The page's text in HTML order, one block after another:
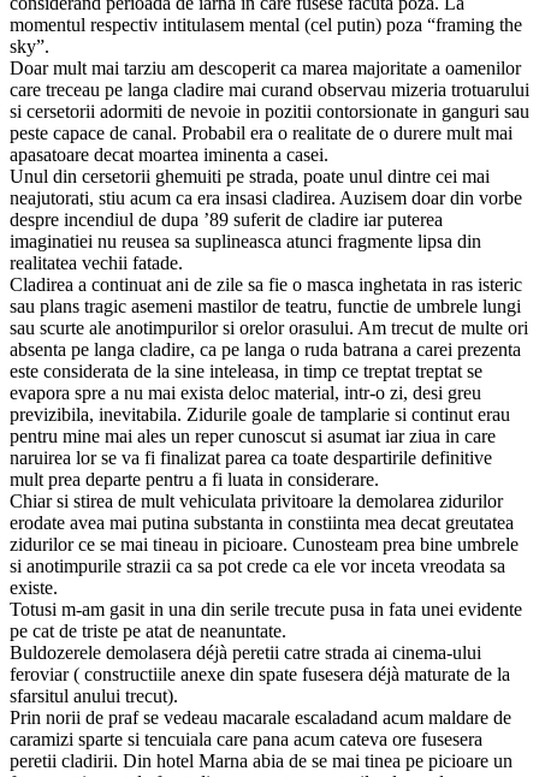
momentul respectiv intitulasem mental (cel putin) poza “framing the
sky”.
Doar mult mai tarziu am descoperit ca marea majoritate a oamenilor
care treceau pe langa cladire mai curand observau mizeria trotuarului
si cersetorii adormiti de nevoie in pozitii contorsionate in ganguri sau
peste capace de canal. Probabil era o realitate de o durere mult mai
apasatoare decat moartea iminenta a casei.
Unul din cersetorii ghemuiti pe strada, poate unul dintre cei mai
neajutorati, stiu acum ca era insasi cladirea. Auzisem doar din vorbe
despre incendiul de dupa ’89 suferit de cladire iar puterea
imaginatiei nu reusea sa suplineasca atunci fragmente lipsa din
realitatea vechii fatade.
Cladirea a continuat ani de zile sa fie o masca inghetata in ras isteric
sau plans tragic asemeni mastilor de teatru, functie de umbrele lungi
sau scurte ale anotimpurilor si orelor orasului. Am trecut de multe ori
absenta pe langa cladire, ca pe langa o ruda batrana a carei prezenta
este considerata de la sine inteleasa, in timp ce treptat treptat se
evapora spre a nu mai exista deloc material, intr-o zi, desi greu
previzibila, inevitabila. Zidurile goale de tamplarie si continut erau
pentru mine mai ales un reper cunoscut si asumat iar ziua in care
naruirea lor se va fi finalizat parea ca toate despartirile definitive
mult prea departe pentru a fi luata in considerare.
Chiar si stirea de mult vehiculata privitoare la demolarea zidurilor
erodate avea mai putina substanta in constiinta mea decat greutatea
zidurilor ce se mai tineau in picioare. Cunosteam prea bine umbrele
si anotimpurile strazii ca sa pot crede ca ele vor inceta vreodata sa
existe.
Totusi m-am gasit in una din serile trecute pusa in fata unei evidente
pe cat de triste pe atat de neanuntate.
Buldozerele demolasera déjà peretii catre strada ai cinema-ului
feroviar ( constructiile anexe din spate fusesera déjà maturate de la
sfarsitul anului trecut).
Prin norii de praf se vedeau macarale escaladand acum maldare de
caramizi sparte si tencuiala care pana acum cateva ore fusesera
peretii cladirii. Din hotel Marna abia de se mai tinea pe picioare un